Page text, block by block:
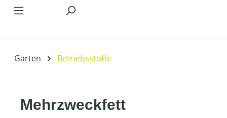
Garten Betriebsstoffe
Mehrzweckfett